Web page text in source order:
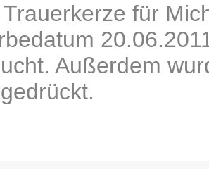
Trauerkerze für
Außerdem